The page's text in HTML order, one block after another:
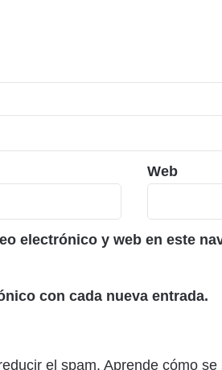
Web
electrónico y web en este
con cada nueva entrada.
el spam. Aprende cómo